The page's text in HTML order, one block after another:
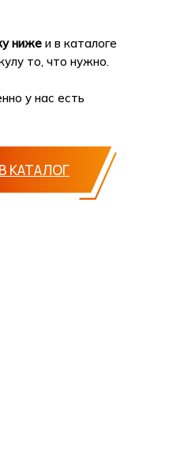
КАТАЛОГ
ниже и в каталоге
то, что нужно.
у нас есть